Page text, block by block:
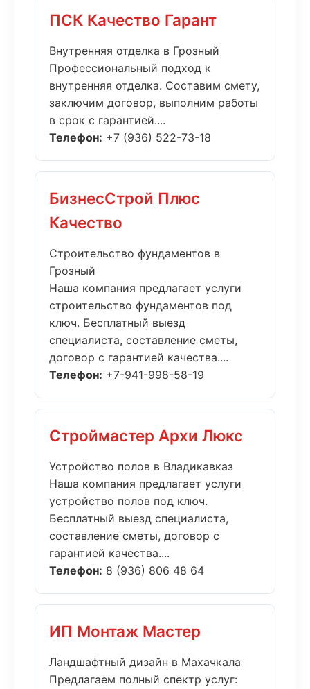
ПСК Качество Гарант
Внутренняя отделка в Грозный
Профессиональный подход к
внутренняя отделка. Составим смету,
заключим договор, выполним работы
в срок с гарантией....
Телефон: +7 (936) 522-73-18
БизнесСтрой Плюс
Качество
Строительство фундаментов в
Грозный
Наша компания предлагает услуги
строительство фундаментов под
ключ. Бесплатный выезд
специалиста, составление сметы,
договор с гарантией качества....
Телефон: +7-941-998-58-19
Строймастер Архи Люкс
Устройство полов в Владикавказ
Наша компания предлагает услуги
устройство полов под ключ.
Бесплатный выезд специалиста,
составление сметы, договор с
гарантией качества....
Телефон: 8 (936) 806 48 64
ИП Монтаж Мастер
Ландшафтный дизайн в Махачкала
Предлагаем полный спектр услуг: